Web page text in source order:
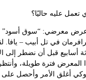
عرض معرضي: “سوق
في تل أبيب – يافا.
أسابيع قبل أن نضطر إلى
فترة طويلة،
أغلق الأمر وأحصل على